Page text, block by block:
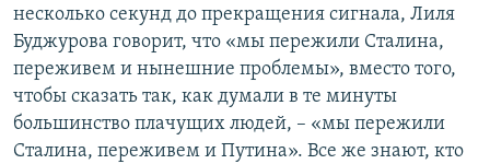
несколько секунд до прекращения сигнала, Лиля
Буджурова говорит, что «мы пережили Сталина,
переживем и нынешние проблемы», вместо того,
чтобы сказать так, как думали в те минуты
большинство плачущих людей, – «мы пережили
Сталина, переживем и Путина». Все же знают, кто